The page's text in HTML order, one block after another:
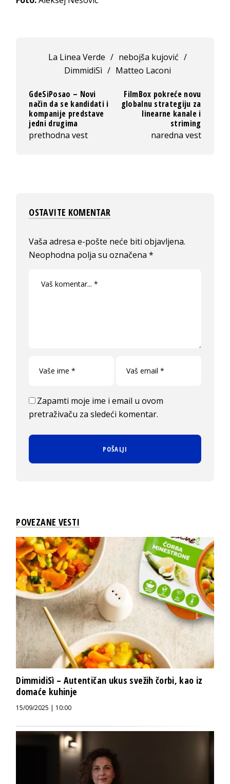
La Linea Verde / nebojša kujović /
DimmidiSì / Matteo Laconi
GdeSiPosao – Novi
način da se kandidati i
kompanije predstave
jedni drugima
prethodna vest
FilmBox pokreće novu
globalnu strategiju za
linearne kanale i
striming
naredna vest
OSTAVITE KOMENTAR
Vaša adresa e-pošte neće biti objavljena.
Neophodna polja su označena*
Zapamti moje ime i email u ovom
pretraživaču za sledeći komentar.
POVEZANE VESTI
DimmidiSì – Autentičan ukus svežih čorbi, kao iz
domaće kuhinje
15/09/2025 | 10:00